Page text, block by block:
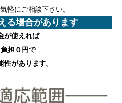
軽にご相談下さい。
る場合があります
が使えれば
担０円で
性があります。